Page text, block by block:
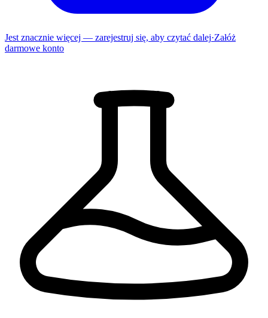
Jest znacznie więcej — zarejestruj się, aby czytać dalej·Załóż
darmowe konto